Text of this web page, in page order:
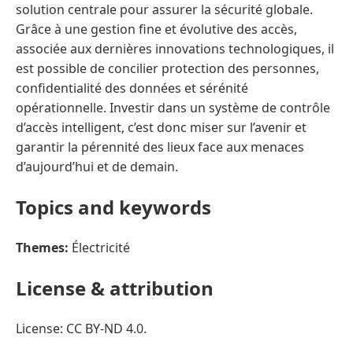
solution centrale pour assurer la sécurité globale.
Grâce à une gestion fine et évolutive des accès,
associée aux dernières innovations technologiques, il
est possible de concilier protection des personnes,
confidentialité des données et sérénité
opérationnelle. Investir dans un système de contrôle
d’accès intelligent, c’est donc miser sur l’avenir et
garantir la pérennité des lieux face aux menaces
d’aujourd’hui et de demain.
Topics and keywords
Themes: Électricité
License & attribution
License: CC BY-ND 4.0.